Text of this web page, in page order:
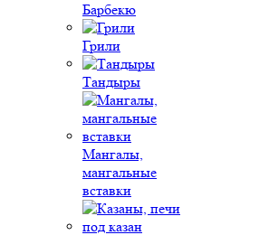
Барбекю
Грили
Тандыры
Мангалы,
мангальные
вставки